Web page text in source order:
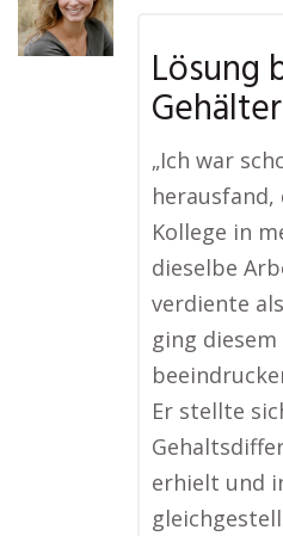
Lösung
„Ich war
herausfand,
Kollege in
dieselbe
verdiente
ging
Er stellte
erhielt und